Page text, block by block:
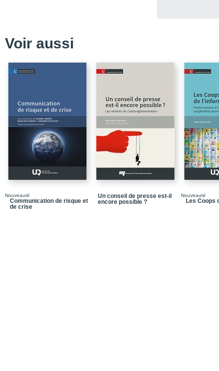
Partie 3.
Chapitre 8. Désolé,
Chapitre 10. L'impact
planification sur la
Chapitre 11. Les
Partie 4. Identités,
Chapitre 12. Le «
Voir aussi
Nouveauté
Communication de risque et
de crise
Un conseil de presse est-il
encore possible ?
Nouveauté
Les Coops